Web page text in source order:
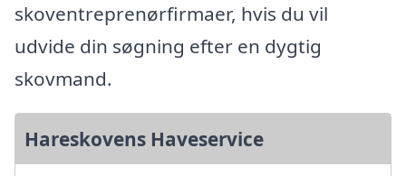
skoventreprenørfirmaer, hvis du vil
udvide din søgning efter en dygtig
skovmand.
Hareskovens Haveservice